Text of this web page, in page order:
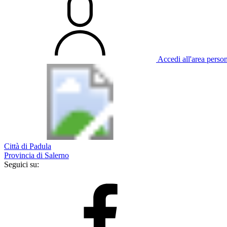
Accedi all'area
Città di Padula
Provincia di Salerno
Seguici su: